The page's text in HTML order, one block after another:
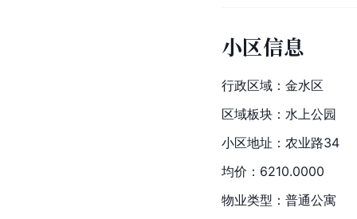
小区信息
行政区域： 金水区
区域板块：水上公园
小区地址： 农业路34
均价：6210.0000
物业类型：普通公寓